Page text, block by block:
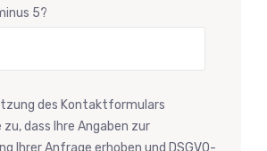
5?
des Kontaktformulars
dass Ihre Angaben zur
Ihrer Anfrage erhoben und DSGVO-